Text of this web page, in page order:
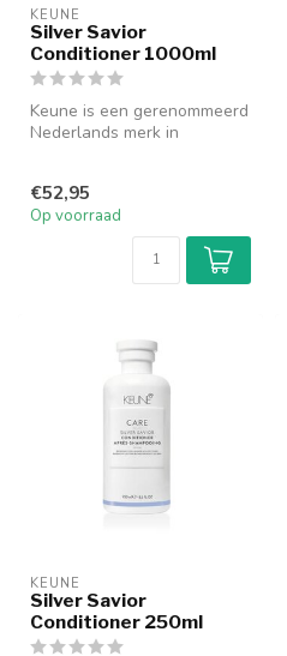
KEUNE
Silver Savior
Conditioner 1000ml
Keune is een gerenommeerd
Nederlands merk in
€52,95
Op voorraad
KEUNE
Silver Savior
Conditioner 250ml